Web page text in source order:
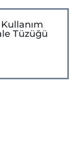
Kullanım
Tüzüğü